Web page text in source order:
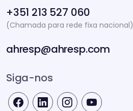
+351 213 527 060
(Chamada para rede fixa nacional)
ahresp@ahresp.com
Siga-nos